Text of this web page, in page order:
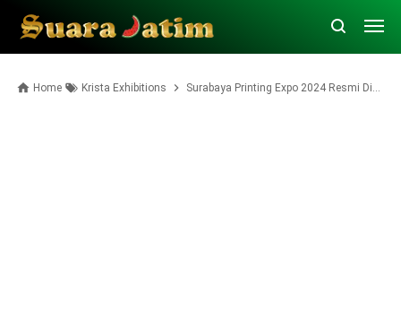
Home Krista Exhibitions Surabaya Printing Expo 2024 Resmi Dibuka, Pelaku Industri Percetakan Wajib Hadir